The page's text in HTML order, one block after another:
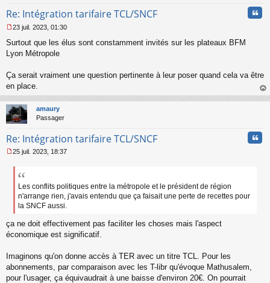
o
l
u
Re: Intégration tarifaire TCL/SNCF
e
s
g
e
n
o
n
l
23 juil. 2023, 01:30
Surtout que les élus sont constamment invités sur les plateaux BFM
Lyon Métropole
Ça serait vraiment une question pertinente à leur poser quand cela va être
en place.
au
amaury
Passager
Re: Intégration tarifaire TCL/SNCF
e
e
n
u
25 juil. 2023, 18:37
Les conflits politiques entre la métropole et le président de région
n'arrange rien, j'avais entendu que ça faisait une perte de recettes pour
la SNCF aussi.
ça ne doit effectivement pas faciliter les choses mais l'aspect
économique est significatif.
Imaginons qu'on donne accès à TER avec un titre TCL. Pour les
abonnements, par comparaison avec les T-libr qu'évoque Mathusalem,
pour l'usager, ça équivaudrait à une baisse d'environ 20€. On pourrait